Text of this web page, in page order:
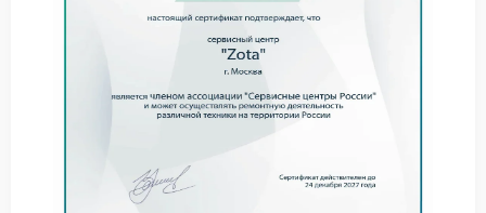
Что можно сделать
самостоятельно
Прежде чем планировать ремонт Zota, попробуйте
выполнить следующие действия:
Убедитесь, что бесперебойник установлен на
ровной и устойчивой поверхности.
Проверьте, все ли ножки или амортизаторы